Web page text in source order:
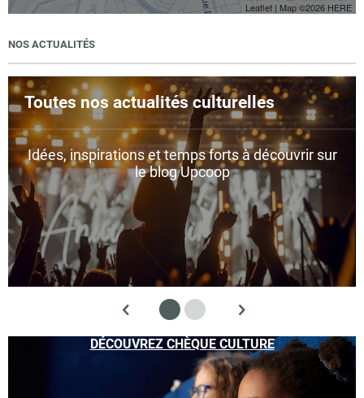
Leaflet | Map ©2026 HERE
NOS ACTUALITÉS
Toutes nos actualités culturelles
Idées, inspirations et temps forts à découvrir sur
le blog Upcoop
DÉCOUVREZ CHÈQUE CULTURE